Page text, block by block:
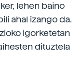
lehen baino
ahal izango da.
igorketetan
dituztela